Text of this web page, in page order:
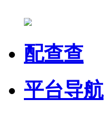
配查查
平台导航